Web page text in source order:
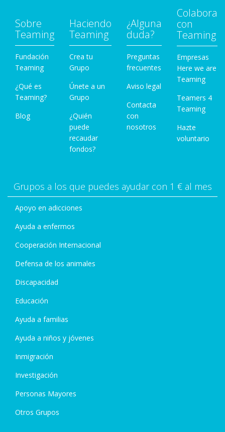
Sobre
Teaming
Fundación
Teaming
¿Qué es
Teaming?
Blog
Haciendo
Teaming
Crea tu
Grupo
Únete a un
Grupo
¿Quién
puede
recaudar
fondos?
¿Alguna
duda?
Preguntas
frecuentes
Aviso legal
Contacta
con
nosotros
Colabora
con
Teaming
Empresas
Here we are
Teaming
Teamers 4
Teaming
Hazte
voluntario
Grupos a los que puedes ayudar con 1 € al mes
Apoyo en adicciones
Ayuda a enfermos
Cooperación Internacional
Defensa de los animales
Discapacidad
Educación
Ayuda a familias
Ayuda a niños y jóvenes
Inmigración
Investigación
Personas Mayores
Otros Grupos